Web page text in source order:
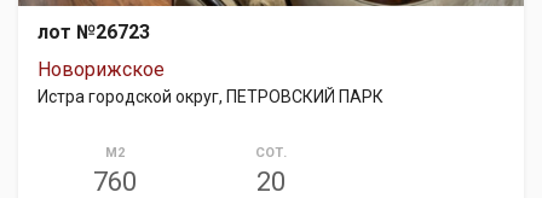
лот №26723
Новорижское
Истра городской округ, ПЕТРОВСКИЙ ПАРК
М2
760
СОТ.
20